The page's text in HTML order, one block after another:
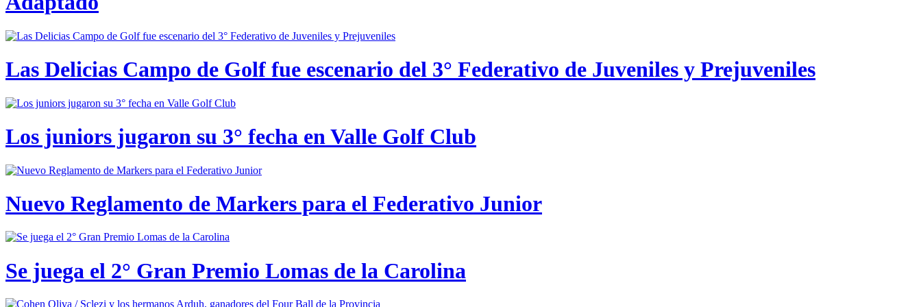
Las Delicias Campo de Golf fue escenario del 3° Federativo de Juveniles y Prejuveniles
Los juniors jugaron su 3° fecha en Valle Golf Club
Nuevo Reglamento de Markers para el Federativo Junior
Se juega el 2° Gran Premio Lomas de la Carolina